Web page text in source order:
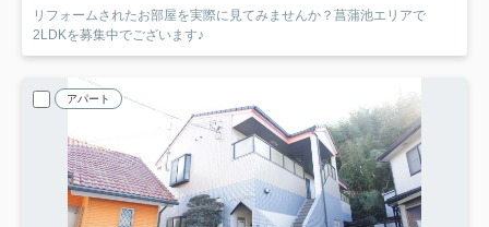
リフォームされたお部屋を実際に見てみませんか？菖蒲池エリアで
2LDKを募集中でございます♪
アパート